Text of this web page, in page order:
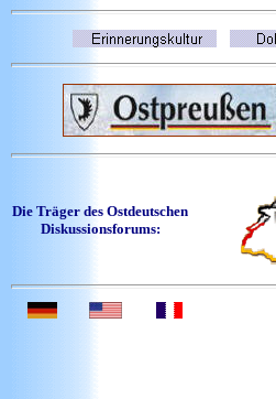
Die Träger des Ostdeutschen
Diskussionsforums: